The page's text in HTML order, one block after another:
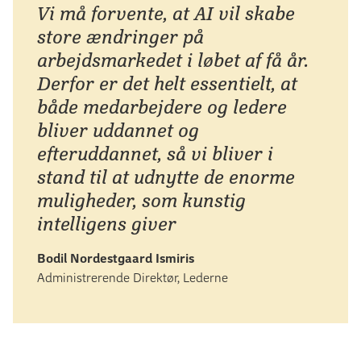
Vi må forvente, at AI vil skabe
store ændringer på
arbejdsmarkedet i løbet af få år.
Derfor er det helt essentielt, at
både medarbejdere og ledere
bliver uddannet og
efteruddannet, så vi bliver i
stand til at udnytte de enorme
muligheder, som kunstig
intelligens giver
Bodil Nordestgaard Ismiris
Administrerende Direktør, Lederne